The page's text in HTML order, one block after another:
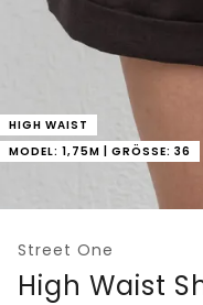
HIGH WAIST
MODEL: 1,75M | GRÖSSE: 36
Street One
High Waist